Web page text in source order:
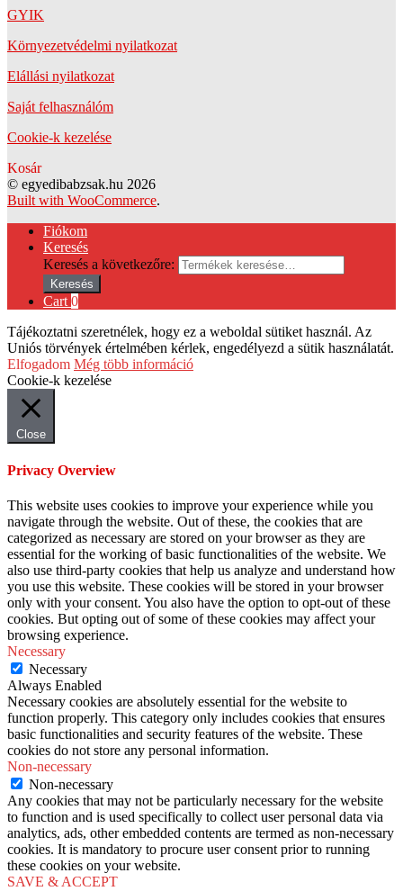
GYIK
Környezetvédelmi nyilatkozat
Elállási nyilatkozat
Saját felhasználóm
Cookie-k kezelése
Kosár
© egyedibabzsak.hu 2026
Built with WooCommerce.
Fiókom
Keresés
Keresés a következőre:
Keresés
Cart 0
Tájékoztatni szeretnélek, hogy ez a weboldal sütiket használ. Az
Uniós törvények értelmében kérlek, engedélyezd a sütik használatát.
Elfogadom Még több információ
Cookie-k kezelése
Close
Privacy Overview
This website uses cookies to improve your experience while you
navigate through the website. Out of these, the cookies that are
categorized as necessary are stored on your browser as they are
essential for the working of basic functionalities of the website. We
also use third-party cookies that help us analyze and understand how
you use this website. These cookies will be stored in your browser
only with your consent. You also have the option to opt-out of these
cookies. But opting out of some of these cookies may affect your
browsing experience.
Necessary
Necessary
Always Enabled
Necessary cookies are absolutely essential for the website to
function properly. This category only includes cookies that ensures
basic functionalities and security features of the website. These
cookies do not store any personal information.
Non-necessary
Non-necessary
Any cookies that may not be particularly necessary for the website
to function and is used specifically to collect user personal data via
analytics, ads, other embedded contents are termed as non-necessary
cookies. It is mandatory to procure user consent prior to running
these cookies on your website.
SAVE & ACCEPT